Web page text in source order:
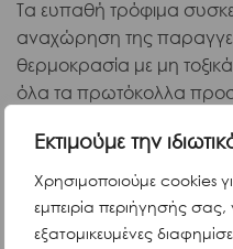
Εκτιμούμε την
Χρησιμοποιούμε cookies
εμπειρία περιήγησής
εξατομικευμένες
Τα ευπαθή τρόφιμα
αναχώρηση της
θερμοκρασία με μη
όλα τα πρωτόκολλα
Περιγραφή